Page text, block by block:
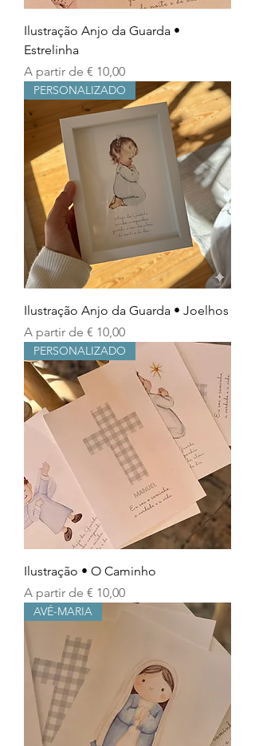
Ilustração Anjo da Guarda •
Estrelinha
A partir de € 10,00
Preço promocional
PERSONALIZADO
Ilustração Anjo da Guarda • Joelhos
A partir de € 10,00
Preço promocional
PERSONALIZADO
Ilustração • O Caminho
A partir de € 10,00
Preço promocional
AVÉ-MARIA